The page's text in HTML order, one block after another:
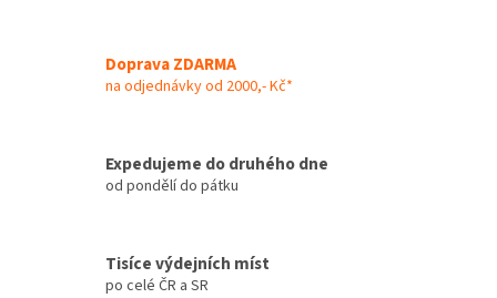
Doprava ZDARMA
na odjednávky od 2000,- Kč*
Expedujeme do druhého dne
od pondělí do pátku
Tisíce výdejních míst
po celé ČR a SR